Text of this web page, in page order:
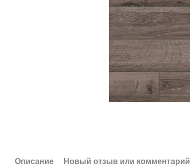
Описание Новый отзыв или комментарий